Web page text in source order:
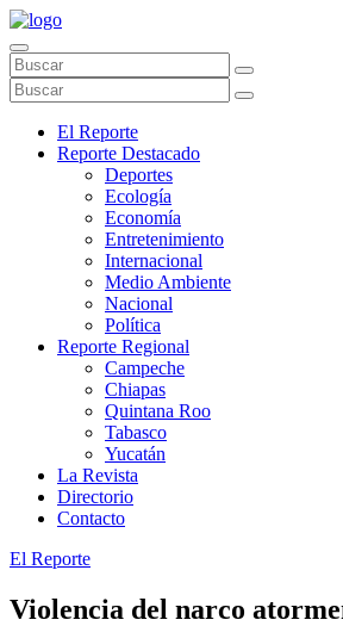
El Reporte
Reporte Destacado
Deportes
Ecología
Economía
Entretenimiento
Internacional
Medio Ambiente
Nacional
Política
Reporte Regional
Campeche
Chiapas
Quintana Roo
Tabasco
Yucatán
La Revista
Directorio
Contacto
El Reporte
Violencia del narco